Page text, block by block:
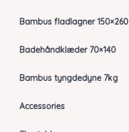
Bambus fladlagner 150×260
Badehåndklæder 70×140
Bambus tyngdedyne 7kg
Accessories